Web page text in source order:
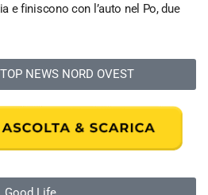
e finiscono con l’auto nel Po, due
NEWS NORD OVEST